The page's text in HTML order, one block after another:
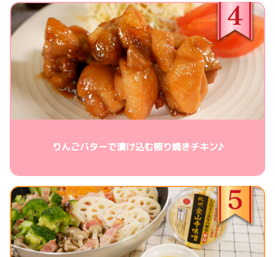
りんごバターで漬け込む照り焼きチキン♪